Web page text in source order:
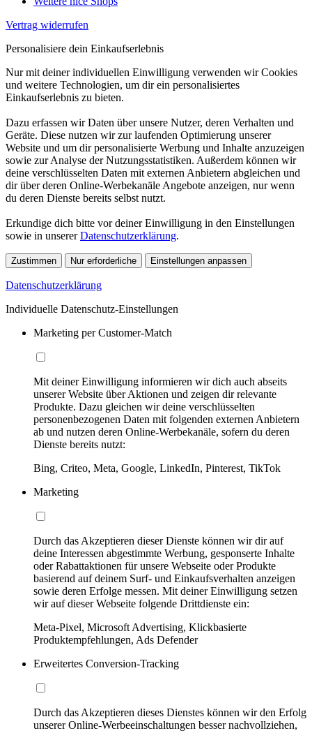
Vertrag widerrufen
Personalisiere dein Einkaufserlebnis
Nur mit deiner individuellen Einwilligung verwenden wir Cookies
und weitere Technologien, um dir ein personalisiertes
Einkaufserlebnis zu bieten.
Dazu erfassen wir Daten über unsere Nutzer, deren Verhalten und
Geräte. Diese nutzen wir zur laufenden Optimierung unserer
Website und um dir personalisierte Werbung und Inhalte anzuzeigen
sowie zur Analyse der Nutzungsstatistiken. Außerdem können wir
deine verschlüsselten Daten mit externen Anbietern abgleichen und
dir über deren Online-Werbekanäle Angebote anzeigen, nur wenn
du deren Dienste bereits selbst nutzt.
Erkundige dich bitte vor deiner Einwilligung in den Einstellungen
sowie in unsererDatenschutzerklärung.
Zustimmen Nur erforderliche Einstellungen anpassen
Datenschutzerklärung
Individuelle Datenschutz-Einstellungen
Marketing per Customer-Match
Mit deiner Einwilligung informieren wir dich auch abseits
unserer Website über Aktionen und zeigen dir relevante
Produkte. Dazu gleichen wir deine verschlüsselten
personenbezogenen Daten mit folgenden externen Anbietern
ab und nutzen deren Online-Werbekanäle, sofern du deren
Dienste bereits nutzt:
Bing, Criteo, Meta, Google, LinkedIn, Pinterest, TikTok
Marketing
Durch das Akzeptieren dieser Dienste können wir dir auf
deine Interessen abgestimmte Werbung, gesponserte Inhalte
oder Rabattaktionen für unsere Webseite oder Produkte
basierend auf deinem Surf- und Einkaufsverhalten anzeigen
sowie deren Erfolge messen. Mit deiner Einwilligung setzen
wir auf dieser Webseite folgende Drittdienste ein:
Meta-Pixel, Microsoft Advertising, Klickbasierte
Produktempfehlungen, Ads Defender
Erweitertes Conversion-Tracking
Durch das Akzeptieren dieses Dienstes können wir den Erfolg
unserer Online-Werbeeinschaltungen besser nachvollziehen,